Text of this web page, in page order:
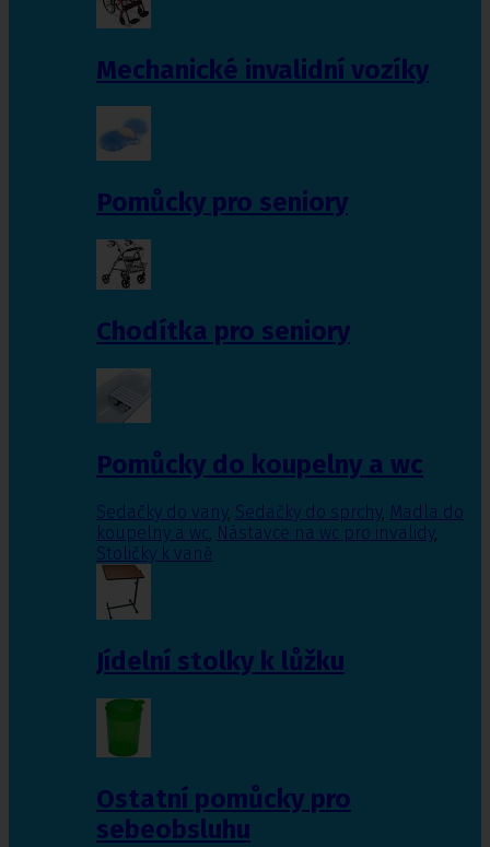
Mechanické invalidní vozíky
Pomůcky pro seniory
Chodítka pro seniory
Pomůcky do koupelny a wc
Sedačky do vany, Sedačky do sprchy, Madla do
koupelny a wc, Nástavce na wc pro invalidy,
Stoličky k vaně
Jídelní stolky k lůžku
Ostatní pomůcky pro
sebeobsluhu